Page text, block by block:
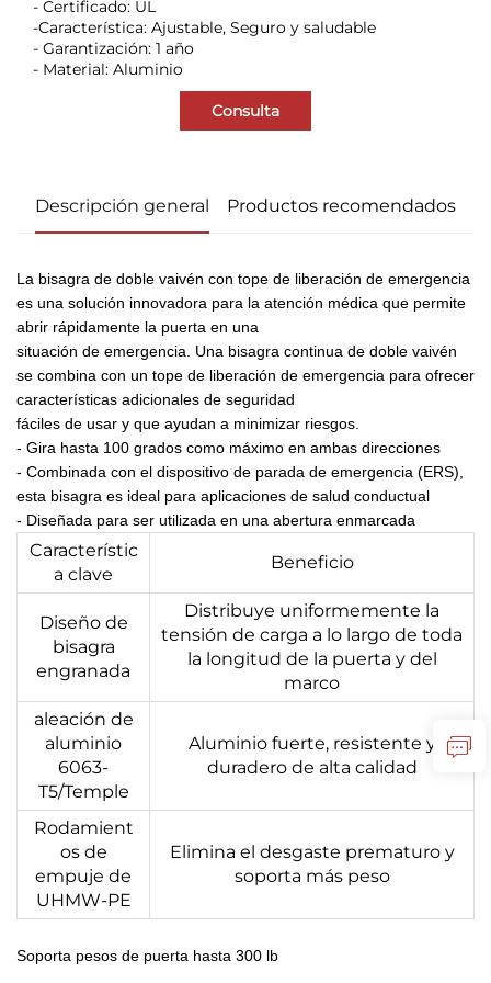
- Certificado: UL
-Característica: Ajustable, Seguro y saludable
- Garantización: 1 año
- Material: Aluminio
Consulta
Descripción general Productos recomendados
La bisagra de doble vaivén con tope de liberación de emergencia
es una solución innovadora para la atención médica que permite
abrir rápidamente la puerta en una
situación de emergencia. Una bisagra continua de doble vaivén
se combina con un tope de liberación de emergencia para ofrecer
características adicionales de seguridad
fáciles de usar y que ayudan a minimizar riesgos.
- Gira hasta 100 grados como máximo en ambas direcciones
- Combinada con el dispositivo de parada de emergencia (ERS),
esta bisagra es ideal para aplicaciones de salud conductual
- Diseñada para ser utilizada en una abertura enmarcada
Característic
a clave
Beneficio
Diseño de
bisagra
engranada
Distribuye uniformemente la
tensión de carga a lo largo de toda
la longitud de la puerta y del
marco
aleación de
aluminio
6063-
T5/Temple
Aluminio fuerte, resistente y
duradero de alta calidad
Rodamient
os de
empuje de
UHMW-PE
Elimina el desgaste prematuro y
soporta más peso
Soporta pesos de puerta hasta 300 lb